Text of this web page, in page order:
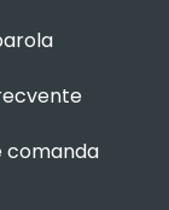
comanda